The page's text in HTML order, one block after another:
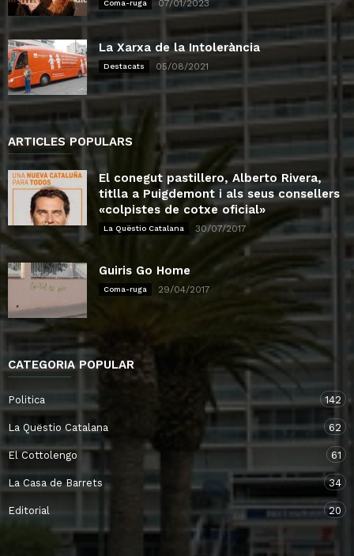
Coma-ruga 07/01/2023
La Xarxa de la Intolerància
Destacats 05/08/2021
ARTICLES POPULARS
El conegut pastillero, Alberto Rivera,
titlla a Puigdemont i als seus consellers
«colpistes de cotxe oficial»
La Quëstio Catalana 30/07/2017
Guiris Go Home
Coma-ruga 29/04/2017
CATEGORIA POPULAR
Politica 142
La Quëstio Catalana 62
El Cottolengo 61
La Casa de Barrets 34
Editorial 20